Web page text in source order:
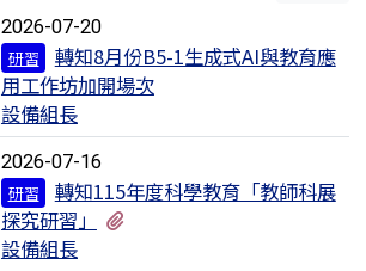
2026-07-20
研習
轉知8月份B5-1生成式AI與教育應
用工作坊加開場次
設備組長
2026-07-16
研習
轉知115年度科學教育「教師科展
探究研習」
設備組長